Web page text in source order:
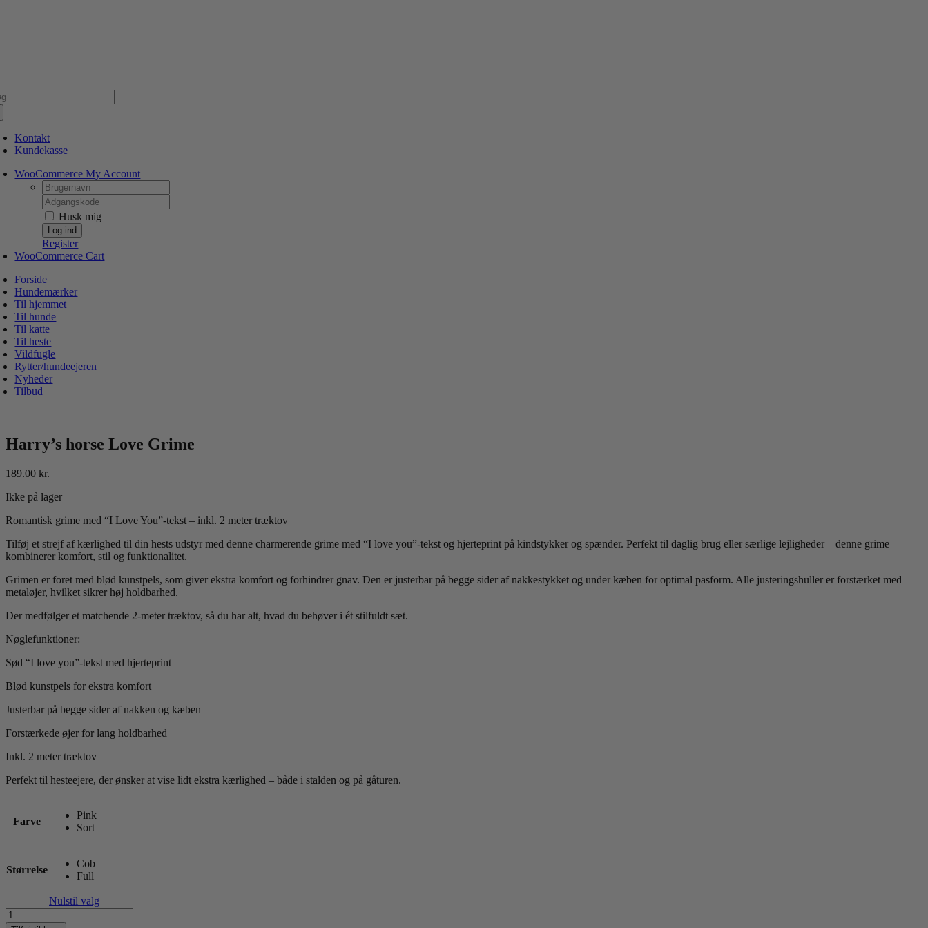
Kontakt
Kundekasse
WooCommerce My Account
Username:
Password:
Husk mig
Register
WooCommerce Cart
Forside
Hundemærker
Til hjemmet
Til hunde
Til katte
Til heste
Vildfugle
Rytter/hundeejeren
Nyheder
Tilbud
Harry’s horse Love Grime
189.00 kr.
Ikke på lager
Romantisk grime med “I Love You”-tekst – inkl. 2 meter træktov
Tilføj et strejf af kærlighed til din hests udstyr med denne charmerende grime med “I love you”-tekst og hjerteprint på kindstykker og spænder. Perfekt til daglig brug eller særlige lejligheder – denne grime
kombinerer komfort, stil og funktionalitet.
Grimen er foret med blød kunstpels, som giver ekstra komfort og forhindrer gnav. Den er justerbar på begge sider af nakkestykket og under kæben for optimal pasform. Alle justeringshuller er forstærket med
metaløjer, hvilket sikrer høj holdbarhed.
Der medfølger et matchende 2-meter træktov, så du har alt, hvad du behøver i ét stilfuldt sæt.
Nøglefunktioner:
Sød “I love you”-tekst med hjerteprint
Blød kunstpels for ekstra komfort
Justerbar på begge sider af nakken og kæben
Forstærkede øjer for lang holdbarhed
Inkl. 2 meter træktov
Perfekt til hesteejere, der ønsker at vise lidt ekstra kærlighed – både i stalden og på gåturen.
Farve
Pink
Sort
Størrelse
Cob
Full
Nulstil valg
Harry's
horse